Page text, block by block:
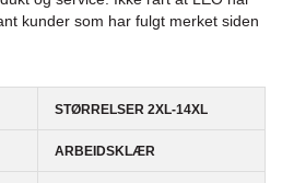
kunder som har fulgt merket siden
STØRRELSER 2XL-14XL
ARBEIDSKLÆR